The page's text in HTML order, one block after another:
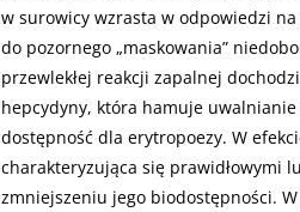
w surowicy wzrasta w odpowiedzi
do pozornego „maskowania”
przewlekłej reakcji zapalnej
hepcydyny, która hamuje
dostępność dla erytropoezy. W
charakteryzująca się prawidłowymi
zmniejszeniu jego biodostępności.